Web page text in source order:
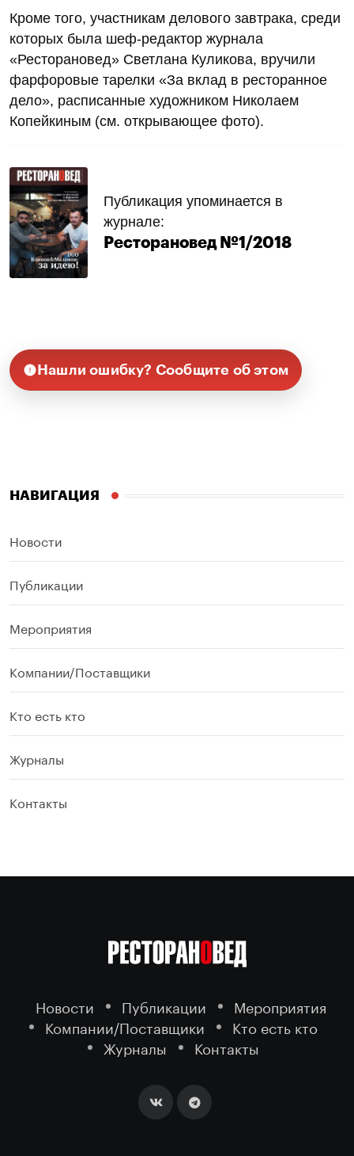
Кроме того, участникам делового завтрака, среди
которых была шеф-редактор журнала
«Ресторановед» Светлана Куликова, вручили
фарфоровые тарелки «За вклад в ресторанное
дело», расписанные художником Николаем
Копейкиным (см. открывающее фото).
Публикация упоминается в
журнале:
Ресторановед №1/2018
Нашли ошибку? Сообщите об этом
НАВИГАЦИЯ
Новости
Публикации
Мероприятия
Компании/Поставщики
Кто есть кто
Журналы
Контакты
Новости Публикации
Мероприятия
Компании/Поставщики
Кто есть кто
Журналы
Контакты